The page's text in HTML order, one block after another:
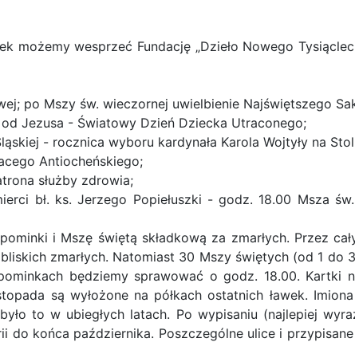
możemy wesprzeć Fundację „Dzieło Nowego
po Mszy św. wieczornej uwielbienie Najświętszego
Jezusa - Światowy Dzień Dziecka Utraconego;
- rocznica wyboru kardynała Karola Wojtyły na
Antiocheńskiego;
służby zdrowia;
bł. ks. Jerzego Popiełuszki - godz. 18.00 Msza
i Mszę świętą składkową za zmarłych. Przez
zmarłych. Natomiast 30 Mszy świętych (od 1
będziemy sprawować o godz. 18.00. Kartki
są wyłożone na półkach ostatnich ławek.
to w ubiegłych latach. Po wypisaniu (najlepiej
do końca października. Poszczególne ulice i